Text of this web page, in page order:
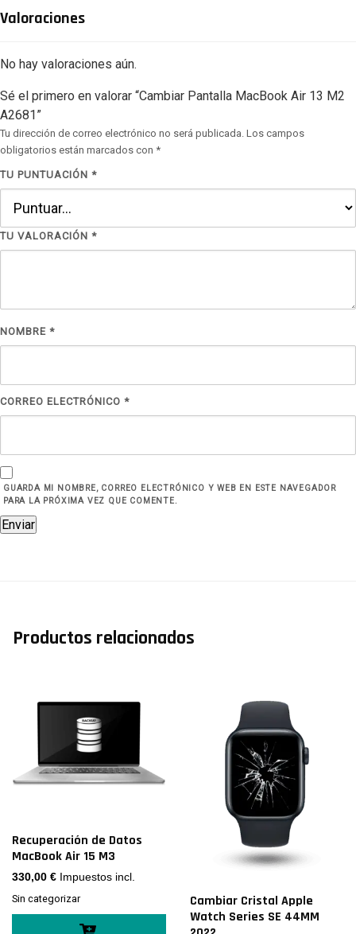
Valoraciones
No hay valoraciones aún.
Sé el primero en valorar “Cambiar Pantalla MacBook Air 13 M2
A2681”
Tu dirección de correo electrónico no será publicada. Los campos
obligatorios están marcados con *
TU PUNTUACIÓN *
TU VALORACIÓN *
NOMBRE *
CORREO ELECTRÓNICO *
GUARDA MI NOMBRE, CORREO ELECTRÓNICO Y WEB EN ESTE NAVEGADOR
PARA LA PRÓXIMA VEZ QUE COMENTE.
Productos relacionados
Recuperación de Datos
MacBook Air 15 M3
330,00 € Impuestos incl.
Sin categorizar
Cambiar Cristal Apple
Watch Series SE 44MM